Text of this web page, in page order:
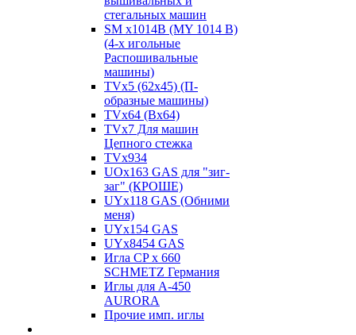
стегальных машин
SM x1014B (MY 1014 B)
(4-х игольные
Распошивальные
машины)
TVх5 (62х45) (П-
образные машины)
TVх64 (Вх64)
TVх7 Для машин
Цепного стежка
TVх934
UOx163 GAS для "зиг-
заг" (КРОШЕ)
UYx118 GAS (Обними
меня)
UYx154 GAS
UYx8454 GAS
Игла CP х 660
SCHMETZ Германия
Иглы для А-450
AURORA
Прочие имп. иглы